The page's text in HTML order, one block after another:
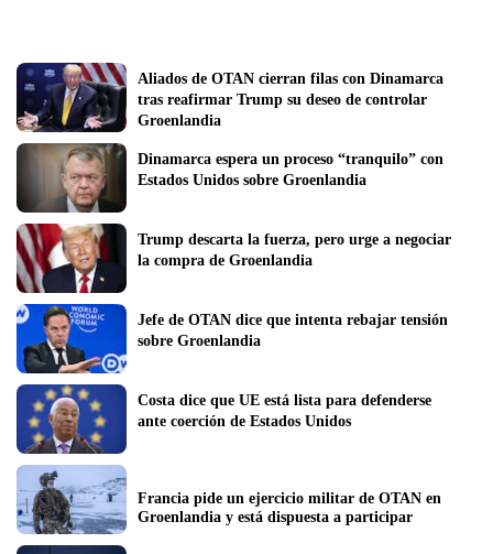
Aliados de OTAN cierran filas con Dinamarca
tras reafirmar Trump su deseo de controlar
Groenlandia
Dinamarca espera un proceso “tranquilo” con
Estados Unidos sobre Groenlandia
Trump descarta la fuerza, pero urge a negociar
la compra de Groenlandia
Jefe de OTAN dice que intenta rebajar tensión
sobre Groenlandia
Costa dice que UE está lista para defenderse
ante coerción de Estados Unidos
Francia pide un ejercicio militar de OTAN en
Groenlandia y está dispuesta a participar